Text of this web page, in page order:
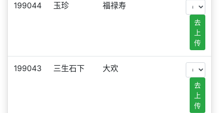
199044 玉珍 福禄寿
去
上
传
199043 三生石下 大欢
去
上
传